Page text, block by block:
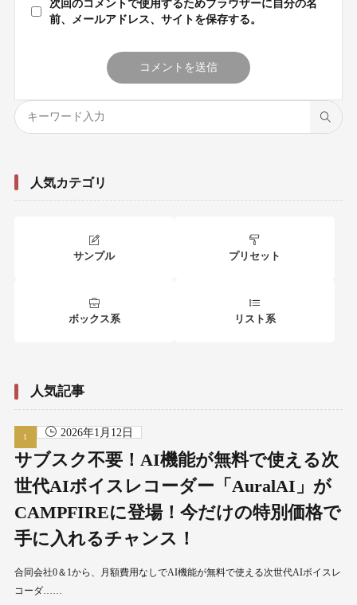
次回のコメントで使用するためブラウザーに自分の名
前、メールアドレス、サイトを保存する。
人気カテゴリ
サンプル プリセット
ボックス系 リスト系
人気記事
2026年1月12日
サブスク不要！AI機能が無料で使える次
世代AIボイスレコーダー「AuralAI」が
CAMPFIREに登場！今だけの特別価格で
手に入れるチャンス！
合同会社0＆1から、月額費用なしでAI機能が無料で使える次世代AIボイスレ
コーダ……